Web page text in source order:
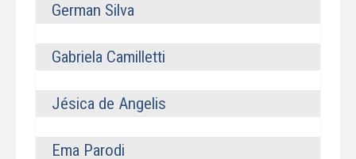
German Silva
Gabriela Camilletti
Jésica de Angelis
Ema Parodi